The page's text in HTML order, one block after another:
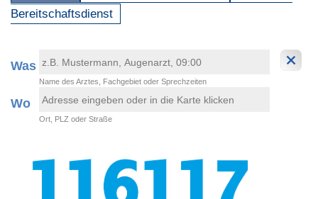
Bereitschaftsdienst
Was
Name des Arztes, Fachgebiet oder Sprechzeiten
Wo
Ort, PLZ oder Straße